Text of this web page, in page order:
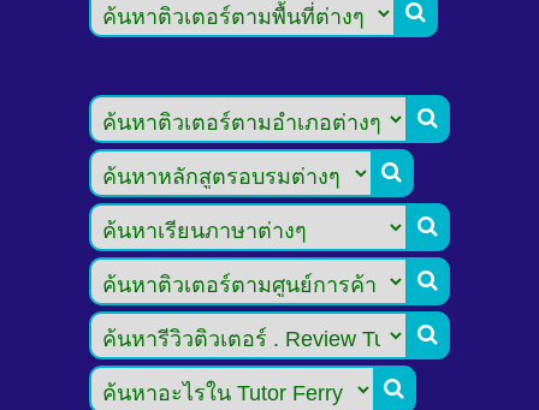






